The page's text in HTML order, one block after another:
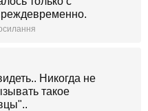
Никогда не
такое